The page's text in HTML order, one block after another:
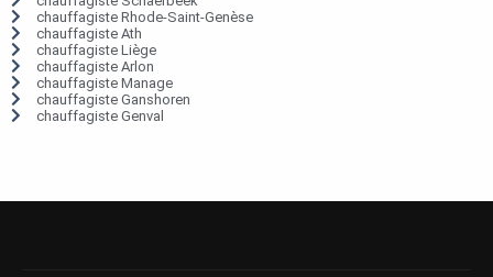
chauffagiste Rhode-Saint-Genèse
chauffagiste Ath
chauffagiste Liège
chauffagiste Arlon
chauffagiste Manage
chauffagiste Ganshoren
chauffagiste Genval